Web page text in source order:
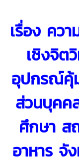
เรื่อง คว
เชิงจิต
อุปกรณ์คุ้
ส่วนบุคค
ศึกษา ส
อาหาร จั